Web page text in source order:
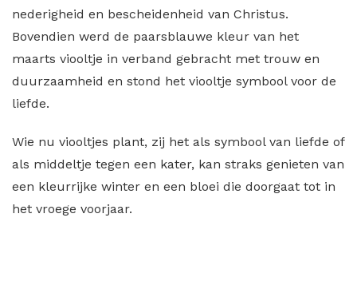
nederigheid en bescheidenheid van Christus.
Bovendien werd de paarsblauwe kleur van het
maarts viooltje in verband gebracht met trouw en
duurzaamheid en stond het viooltje symbool voor de
liefde.
Wie nu viooltjes plant, zij het als symbool van liefde of
als middeltje tegen een kater, kan straks genieten van
een kleurrijke winter en een bloei die doorgaat tot in
het vroege voorjaar.